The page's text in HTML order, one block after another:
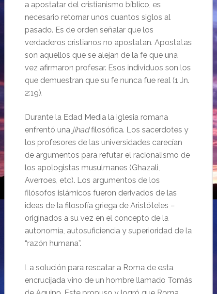
a apostatar del cristianismo bíblico, es
necesario retornar unos cuantos siglos al
pasado. Es de orden señalar que los
verdaderos cristianos no apostatan. Apostatas
son aquellos que se alejan de la fe que una
vez afirmaron profesar. Esos individuos son los
que demuestran que su fe nunca fue real (1 Jn.
2:19).
Durante la Edad Media la iglesia romana
enfrentó una jihadfilosófica. Los sacerdotes y
los profesores de las universidades carecían
de argumentos para refutar el racionalismo de
los apologistas musulmanes (Ghazali,
Averroes, etc). Los argumentos de los
filósofos islámicos fueron derivados de las
ideas de la filosofía griega de Aristóteles –
originados a su vez en el concepto de la
autonomía, autosuficiencia y superioridad de la
“razón humana”.
La solución para rescatar a Roma de esta
encrucijada vino de un hombre llamado Tomás